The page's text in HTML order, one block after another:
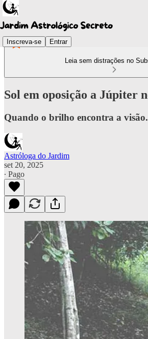
Inscreva-se Entrar
Leia sem distrações no
Sol em oposição a Júpiter
Quando o brilho encontra a visão.
Astróloga do Jardim
set 20, 2025
∙ Pago